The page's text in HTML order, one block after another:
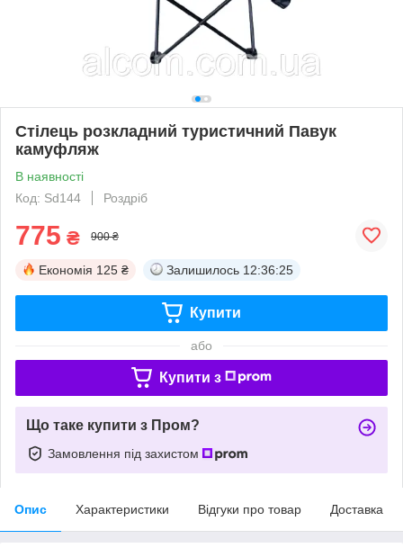
Стілець розкладний туристичний Павук
камуфляж
В наявності
Код: Sd144
Роздріб
775 ₴ 900 ₴
Економія 125 ₴ Залишилось 12:36:25
Купити
або
Купити з
Що таке купити з Пром?
Замовлення під захистом
Опис Характеристики Відгуки про товар Доставка